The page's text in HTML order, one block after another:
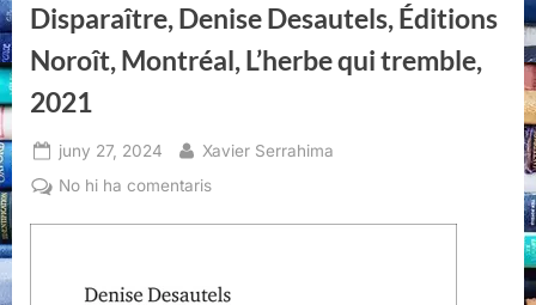
Disparaître, Denise Desautels, Éditions
Noroît, Montréal, L’herbe qui tremble,
2021
Posted
on
juny 27, 2024 By
Xavier Serrahima
No hi ha comentarisa
Éditions